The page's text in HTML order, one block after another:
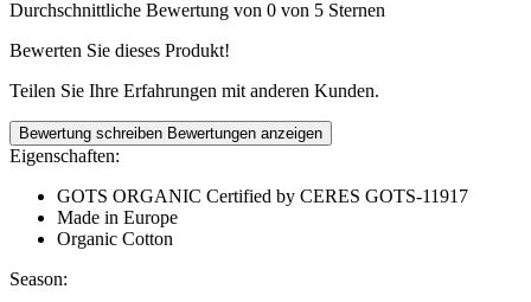
Durchschnittliche Bewertung von 0 von 5 Sternen
Bewerten Sie dieses Produkt!
Teilen Sie Ihre Erfahrungen mit anderen Kunden.
Bewertung schreiben Bewertungen anzeigen
Eigenschaften:
GOTS ORGANIC Certified by CERES GOTS-11917
Made in Europe
Organic Cotton
Season: